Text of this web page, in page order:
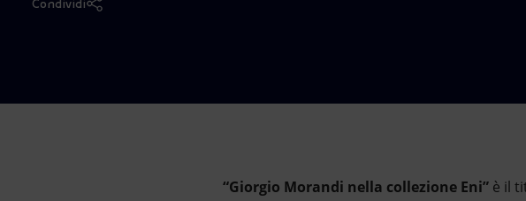
Condividi
“Giorgio Morandi nella collezione Eni” è il